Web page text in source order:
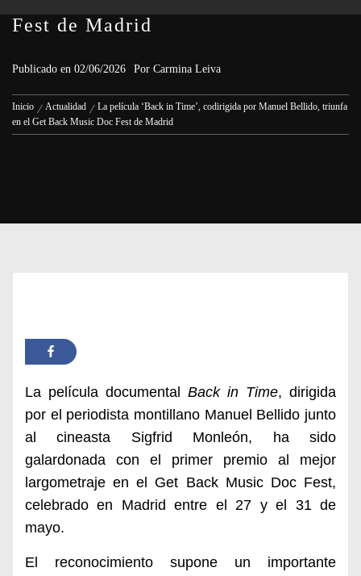
Fest de Madrid
Publicado en 02/06/2026 Por Carmina Leiva
Inicio Actualidad
La película ‘Back in Time’, codirigida por Manuel Bellido, triunfa
en el Get Back Music Doc Fest de Madrid
La película documental Back in Time, dirigida
por el periodista montillano Manuel Bellido junto
al cineasta Sigfrid Monleón, ha sido
galardonada con el primer premio al mejor
largometraje en el Get Back Music Doc Fest,
celebrado en Madrid entre el 27 y el 31 de
mayo.
El reconocimiento supone un importante